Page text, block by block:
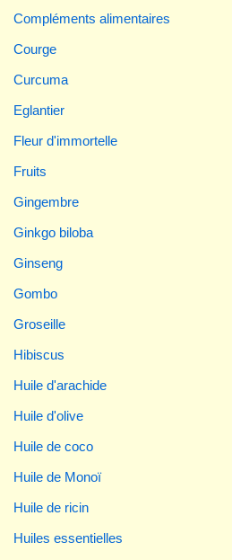
Compléments alimentaires
Courge
Curcuma
Eglantier
Fleur d'immortelle
Fruits
Gingembre
Ginkgo biloba
Ginseng
Gombo
Groseille
Hibiscus
Huile d'arachide
Huile d'olive
Huile de coco
Huile de Monoï
Huile de ricin
Huiles essentielles